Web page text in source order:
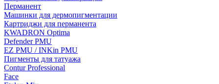
Перманент
Машинки для дермопигментации
Картриджи для перманента
KWADRON Optima
Defender PMU
EZ PMU / INKin PMU
Пигменты для татуажа
Contur Professional
Face